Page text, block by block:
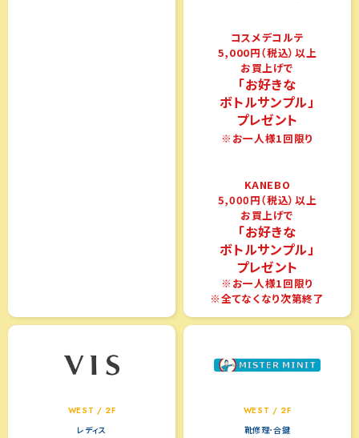
コスメデコルテ
5,000円（税込）以上
お買上げで
「お好きな
ボトルサンプル」
プレゼント
※お一人様1回限り
KANEBO
5,000円（税込）以上
お買上げで
「お好きな
ボトルサンプル」
プレゼント
※お一人様1回限り
※全てなくなり次第終了
WEST / 2F
レディス
WEST / 2F
靴修理･合鍵